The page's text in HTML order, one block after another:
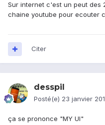
Sur internet c'est un peut des
chaine youtube pour ecouter
Citer
desspil
Posté(e) 23 janvier
ça se prononce "MY UI"